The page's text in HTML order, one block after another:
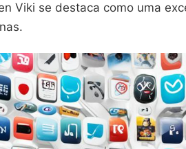
Viki se destaca como uma